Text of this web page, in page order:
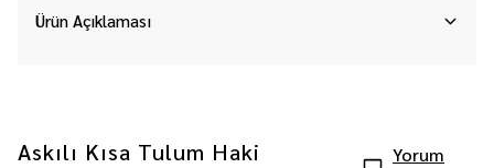
Ürün Açıklaması
Askılı Kısa Tulum Haki
Yorum